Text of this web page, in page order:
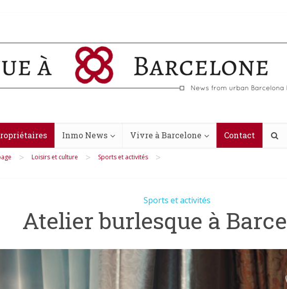
Inmo News Vivre à Barcelone Contact
> Loisirs et culture > Sports et activités >
Sports et activités
Atelier burlesque à